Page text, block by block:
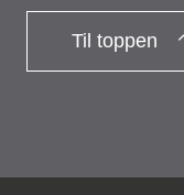
Til toppen